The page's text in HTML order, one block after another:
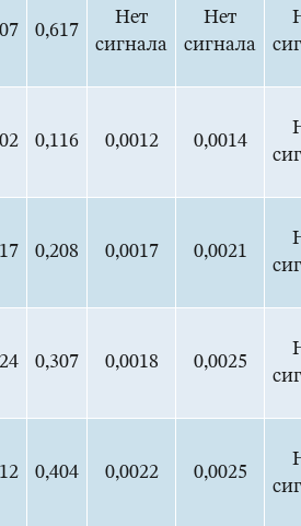
0,617
Нет
сигнала
Нет
сигнала
0,116 0,0012 0,0014
0,208 0,0017 0,0021
0,307 0,0018 0,0025
0,404 0,0022 0,0025